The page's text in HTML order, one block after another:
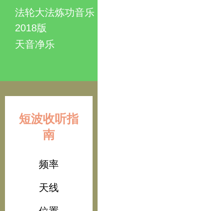
法轮大法炼功音乐
2018版
天音净乐
短波收听指
南
频率
天线